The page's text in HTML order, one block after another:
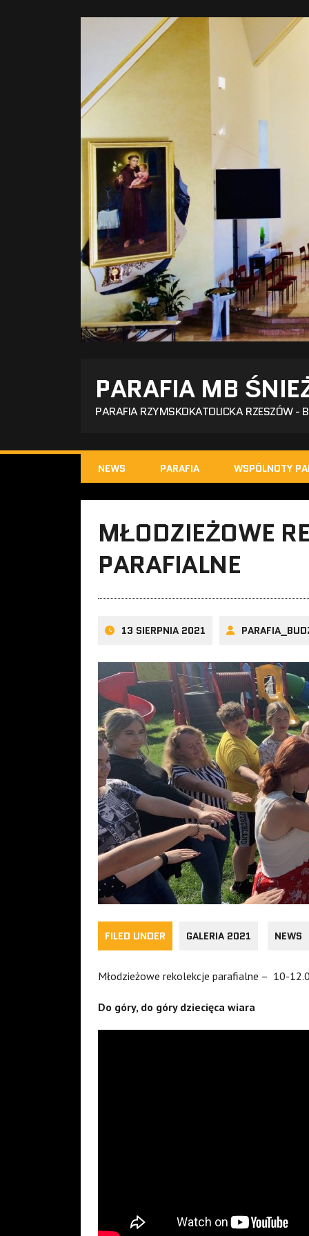
PARAFIA MB
PARAFIA RZYMSKOKATOLICKA RZESZÓW -
NEWS PARAFIA WSPÓLNOTY
MŁODZIEŻOWE
PARAFIALNE
13 SIERPNIA 2021
FILED UNDER GALERIA 2021 NEWS
Młodzieżowe rekolekcje parafialne – 10-
Do góry, do góry dziecięca wiara